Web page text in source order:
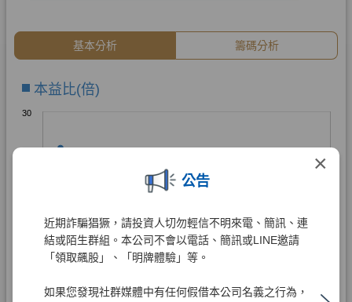
×
公告
近期詐騙猖獗，請投資人切勿輕信不明來電、簡訊、連
結或陌生群組。本公司不會以電話、簡訊或LINE邀請
「領取飆股」、「明牌體驗」等。
如果您發現社群媒體中有任何假借本公司名義之行為，